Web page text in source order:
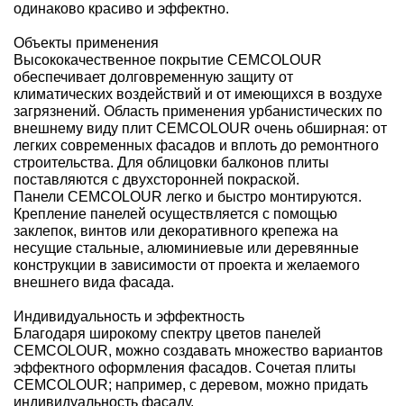
одинаково красиво и эффектно.
Объекты применения
Высококачественное покрытие CEMCOLOUR
обеспечивает долговременную защиту от
климатических воздействий и от имеющихся в воздухе
загрязнений. Область применения урбанистических по
внешнему виду плит CEMCOLOUR очень обширная: от
легких современных фасадов и вплоть до ремонтного
строительства. Для облицовки балконов плиты
поставляются с двухсторонней покраской.
Панели CEMCOLOUR легко и быстро монтируются.
Крепление панелей осуществляется с помощью
заклепок, винтов или декоративного крепежа на
несущие стальные, алюминиевые или деревянные
конструкции в зависимости от проекта и желаемого
внешнего вида фасада.
Индивидуальность и эффектность
Благодаря широкому спектру цветов панелей
CEMCOLOUR, можно создавать множество вариантов
эффектного оформления фасадов. Сочетая плиты
CEMCOLOUR; например, с деревом, можно придать
индивидуальность фасаду.